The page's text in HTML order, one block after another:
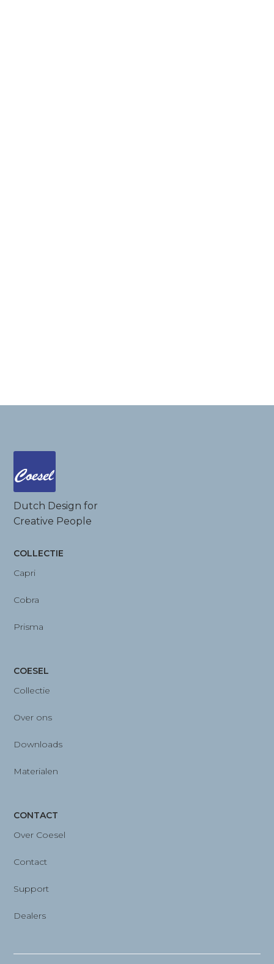
Dutch Design for
Creative People
COLLECTIE
Capri
Cobra
Prisma
COESEL
Collectie
Over ons
Downloads
Materialen
CONTACT
Over Coesel
Contact
Support
Dealers